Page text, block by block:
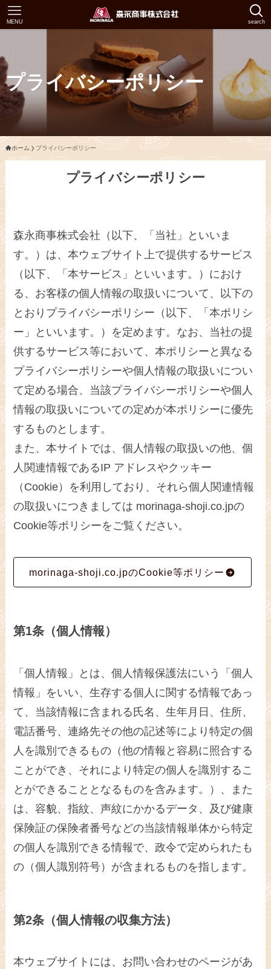
search
MENU
プライバシーポリシー
ホーム プライバシーポリシー
プライバシーポリシー
森永商事株式会社（以下、「当社」といいま
す。）は、本ウェブサイト上で提供するサービス
（以下、「本サービス」といいます。）におけ
る、お客様の個人情報の取扱いについて、以下の
とおりプライバシーポリシー（以下、「本ポリシ
ー」といいます。）を定めます。なお、当社の提
供するサービス等において、本ポリシーと異なる
プライバシーポリシーや個人情報の取扱いについ
て定める場合、当該プライバシーポリシーや個人
情報の取扱いについての定めが本ポリシーに優先
するものとします。
また、本サイトでは、個⼈情報の取扱いの他、個
⼈関連情報であるIP アドレスやクッキー
（Cookie）を利⽤しており、それら個⼈関連情報
の取扱いにつきましては morinaga-shoji.co.jpの
Cookie等ポリシーをご覧ください。
morinaga-shoji.co.jpのCookie等ポリシー
第1条（個人情報）
「個人情報」とは、個人情報保護法にいう「個人
情報」をいい、生存する個人に関する情報であっ
て、当該情報に含まれる氏名、生年月日、住所、
電話番号、連絡先その他の記述等により特定の個
人を識別できるもの（他の情報と容易に照合する
ことができ、それにより特定の個人を識別するこ
とができることとなるものを含みます。）、また
は、容貌、指紋、声紋にかかるデータ、及び健康
保険証の保険者番号などの当該情報単体から特定
の個人を識別できる情報で、政令で定められたも
の（個人識別符号）が含まれるものを指します。
第2条（個人情報の収集方法）
本ウェブサイトには、お問い合わせのページがあ